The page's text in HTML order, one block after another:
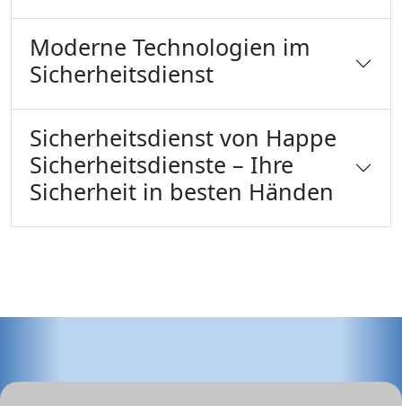
Moderne Technologien im
Sicherheitsdienst
Sicherheitsdienst von Happe
Sicherheitsdienste – Ihre
Sicherheit in besten Händen